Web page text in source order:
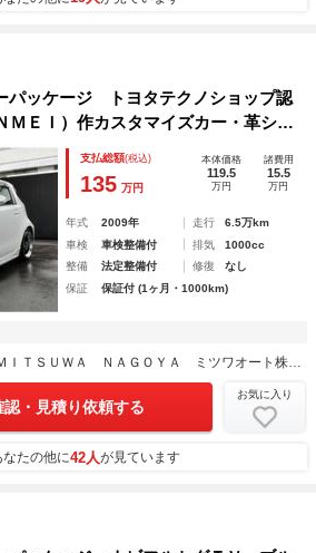
ッケージ トヨタテクノショップ認
ＭＥＩ）作カスタマイズカー・革シー
フラー・ＴＥＩＮサス・シュタイナ
ャリパ・ＨＩＤ・ＥＧスターター・ス
支払総額(税込)
135 万円
本体価格
119.5
万円
諸費用
15.5
万円
年式 2009年 走行
6.5万km
車検
車検整備付 排気
1000cc
整備
法定整備付 修復
なし
保証
保証付 (1ヶ月・1000km)
ＭＩＴＳＵＷＡ ＮＡＧＯＹＡ ミツワオート株式会社
認・見積り依頼する
お気に入り
なたの他に42人が見ています